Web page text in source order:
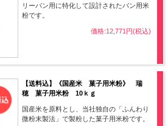
リーパン用に特化して設計されたパン用米
粉です。
価格:12,771円(税込)
【送料込】《国産米 菓子用米粉》 瑞
穂 菓子用米粉 10ｋｇ
国産米を原料とし、当社独自の「ふんわり
微粉末製法」で製粉した菓子用米粉です。